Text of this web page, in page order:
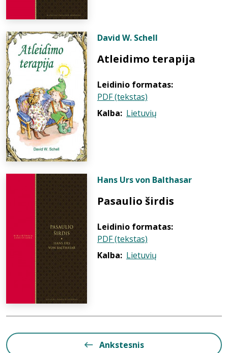
David W. Schell
Atleidimo terapija
Leidinio formatas:
PDF (tekstas)
Kalba: Lietuvių
Hans Urs von Balthasar
Pasaulio širdis
Leidinio formatas:
PDF (tekstas)
Kalba: Lietuvių
Ankstesnis